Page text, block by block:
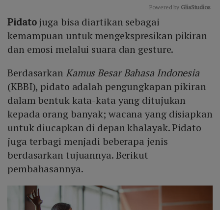
Powered by GliaStudios
Pidatojuga bisa diartikan sebagai
kemampuan untuk mengekspresikan pikiran
dan emosi melalui suara dan gesture.
Berdasarkan Kamus Besar Bahasa Indonesia
(KBBI), pidato adalah pengungkapan pikiran
dalam bentuk kata-kata yang ditujukan
kepada orang banyak; wacana yang disiapkan
untuk diucapkan di depan khalayak. Pidato
juga terbagi menjadi beberapa jenis
berdasarkan tujuannya. Berikut
pembahasannya.